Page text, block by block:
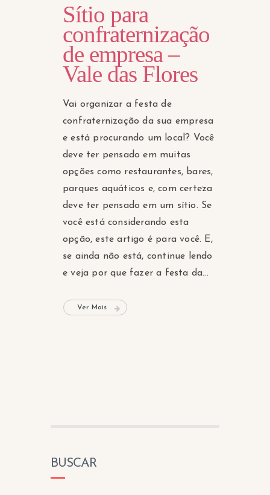
Sítio para
confraternização
de empresa –
Vale das Flores
Vai organizar a festa de
confraternização da sua empresa
e está procurando um local? Você
deve ter pensado em muitas
opções como restaurantes, bares,
parques aquáticos e, com certeza
deve ter pensado em um sítio. Se
você está considerando esta
opção, este artigo é para você. E,
se ainda não está, continue lendo
e veja por que fazer a festa da...
Ver Mais
BUSCAR